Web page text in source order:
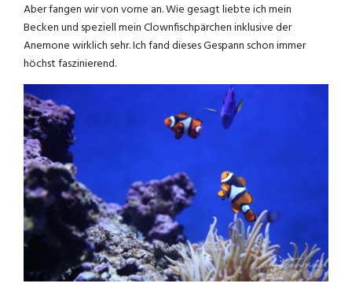
Aber fangen wir von vorne an. Wie gesagt liebte ich mein
Becken und speziell mein Clownfischpärchen inklusive der
Anemone wirklich sehr. Ich fand dieses Gespann schon immer
höchst faszinierend.